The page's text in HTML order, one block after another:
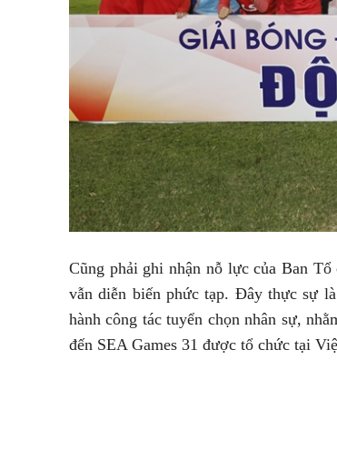
Cũng phải ghi nhận nỗ lực của Ban
vẫn diễn biến phức tạp. Đây thực sự
hành công tác tuyển chọn nhân sự,
đến SEA Games 31 được tổ chức tại